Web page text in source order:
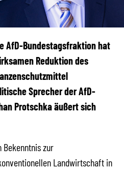
AfD-Bundestagsfraktion hat
Reduktion des
Sprecher der AfD-
Protschka äußert sich
Bekenntnis zur
Landwirtschaft in